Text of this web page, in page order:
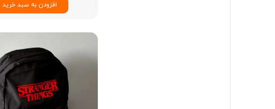
افزودن به سبد خرید